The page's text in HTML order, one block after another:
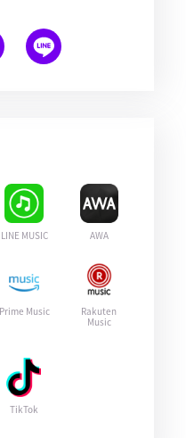
LINE MUSIC AWA
Prime Music
Rakuten
Music
TikTok